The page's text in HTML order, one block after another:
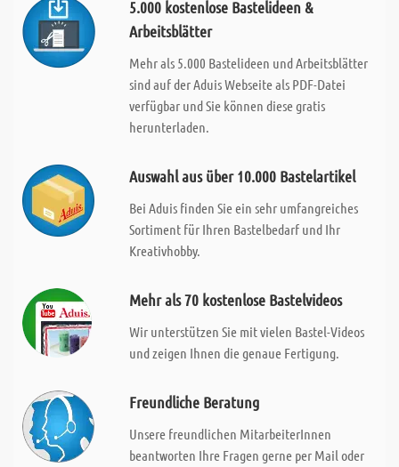
5.000 kostenlose Bastelideen &
Arbeitsblätter
Mehr als 5.000 Bastelideen und Arbeitsblätter
sind auf der Aduis Webseite als PDF-Datei
verfügbar und Sie können diese gratis
herunterladen.
Auswahl aus über 10.000 Bastelartikel
Bei Aduis finden Sie ein sehr umfangreiches
Sortiment für Ihren Bastelbedarf und Ihr
Kreativhobby.
Mehr als 70 kostenlose Bastelvideos
Wir unterstützen Sie mit vielen Bastel-Videos
und zeigen Ihnen die genaue Fertigung.
Freundliche Beratung
Unsere freundlichen MitarbeiterInnen
beantworten Ihre Fragen gerne per Mail oder